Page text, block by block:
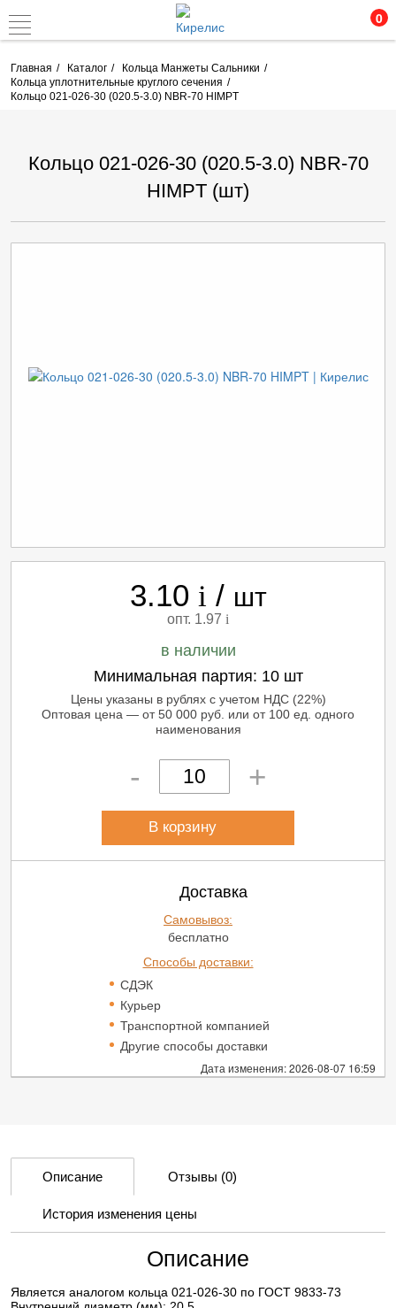
0
Главная Каталог
Кольца Манжеты Сальники
Кольца уплотнительные круглого сечения
Кольцо 021-026-30 (020.5-3.0) NBR-70 HIMPT
Кольцо 021-026-30 (020.5-3.0) NBR-70
HIMPT (шт)
Дата изменения: 2026-08-07 16:59
3.10 i / шт
опт. 1.97 i
в наличии
Минимальная партия: 10 шт
Цены указаны в рублях с учетом НДС (22%)
Оптовая цена — от 50 000 руб. или от 100 ед. одного
наименования
- +
В корзину
Доставка
Самовывоз:
бесплатно
Способы доставки:
СДЭК
Курьер
Транспортной компанией
Другие способы доставки
Описание Отзывы (0)
История изменения цены
Описание
Является аналогом кольца 021-026-30 по ГОСТ 9833-73